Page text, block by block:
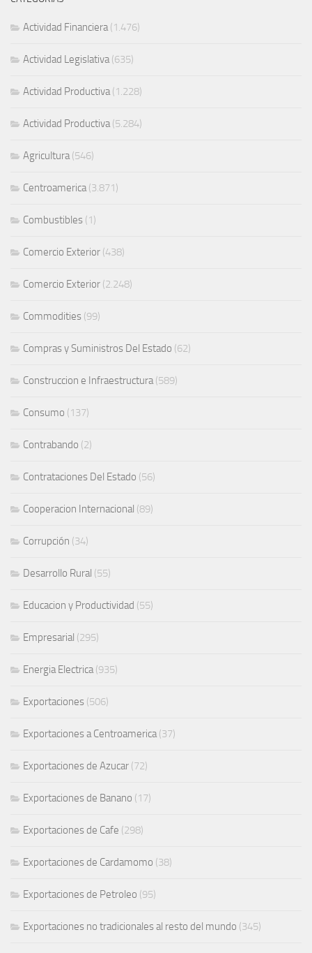
Actividad Financiera(1.476)
Actividad Legislativa(635)
Actividad Productiva(1.228)
Actividad Productiva(5.284)
Agricultura(546)
Centroamerica(3.871)
Combustibles (1)
Comercio Exterior (438)
Comercio Exterior (2.248)
Commodities (99)
Compras y Suministros Del Estado (62)
Construccion e Infraestructura(589)
Consumo (137)
Contrabando (2)
Contrataciones Del Estado (56)
Cooperacion Internacional (89)
Corrupción (34)
Desarrollo Rural (55)
Educacion y Productividad (55)
Empresarial (295)
Energia Electrica(935)
Exportaciones (506)
Exportaciones a Centroamerica(37)
Exportaciones de Azucar (72)
Exportaciones de Banano (17)
Exportaciones de Cafe (298)
Exportaciones de Cardamomo (38)
Exportaciones de Petroleo (95)
Exportaciones no tradicionales al resto del mundo (345)